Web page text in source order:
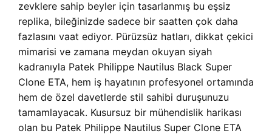
zevklere sahip beyler için tasarlanmış bu eşsiz
replika, bileğinizde sadece bir saatten çok daha
fazlasını vaat ediyor. Pürüzsüz hatları, dikkat çekici
mimarisi ve zamana meydan okuyan siyah
kadranıyla Patek Philippe Nautilus Black Super
Clone ETA, hem iş hayatının profesyonel ortamında
hem de özel davetlerde stil sahibi duruşunuzu
tamamlayacak. Kusursuz bir mühendislik harikası
olan bu Patek Philippe Nautilus Super Clone ETA